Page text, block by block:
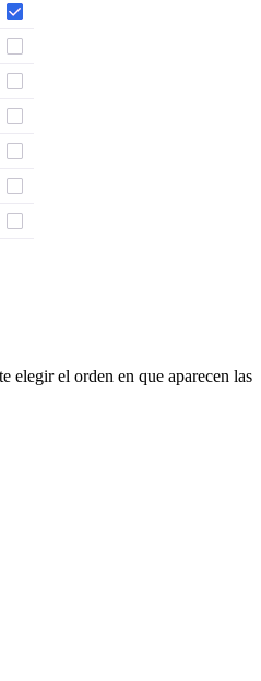
elegir el orden en que aparecen las